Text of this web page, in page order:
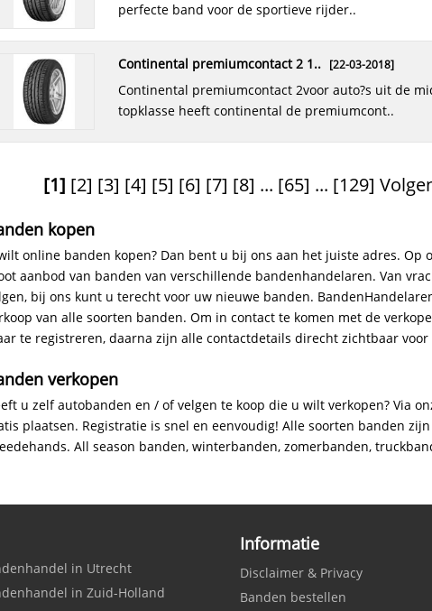
perfecte band voor de sportieve rijder..
continental premiumcontact 2 1.. [22-03-2018]
continental premiumcontact 2voor auto?s uit de midden- en
topklasse heeft continental de premiumcont..
[1] [2] [3] [4] [5] [6] [7] [8] ... [65] ... [129]
kopen
online banden kopen? Dan bent u bij ons aan het juiste adres. Op
aanbod van banden van verschillende bandenhandelaren. Van
bij ons kunt u terecht voor uw nieuwe banden.
van alle soorten banden. Om in contact te komen met de
te registreren, daarna zijn alle contactdetails direcht zichtbaar voor
verkopen
u zelf autobanden en / of velgen te koop die u wilt verkopen? Via
plaatsen. Registratie is snel en eenvoudig! Alle soorten banden
All season banden, winterbanden, zomerbanden,
in Utrecht
in Zuid-Holland
Informatie
Disclaimer & Privacy
Banden bestellen